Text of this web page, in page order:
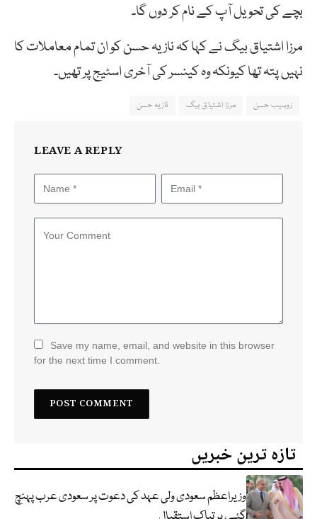
بچے کی تحویل آپ کے نام کر دوں گا۔
مرزا اشتیاق بیگ نے کہا کہ نازیہ حسن کو ان تمام معاملات کا
نہیں پتہ تھا کیونکہ وہ کینسر کی آخری اسٹیج پر تھیں۔
زوہیب حسن مرزا اشتیاق بیگ نازیہ حسن
LEAVE A REPLY
Save my name, email, and website in this browser
for the next time I comment.
تازہ ترین خبریں
وزیراعظم سعودی ولی عہد کی دعوت پر سعودی عرب پہنچ